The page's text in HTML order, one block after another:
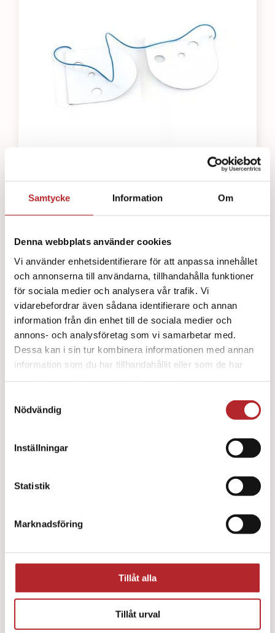
Samtycke Information Om
Denna webbplats använder cookies
Vi använder enhetsidentifierare för att anpassa innehållet
och annonserna till användarna, tillhandahålla funktioner
för sociala medier och analysera vår trafik. Vi
vidarebefordrar även sådana identifierare och annan
information från din enhet till de sociala medier och
annons- och analysföretag som vi samarbetar med.
Dessa kan i sin tur kombinera informationen med annan
information som du har tillhandahållit eller som de har
Nödvändig
Inställningar
Statistik
Marknadsföring
Tillåt alla
Tillåt urval
282kr